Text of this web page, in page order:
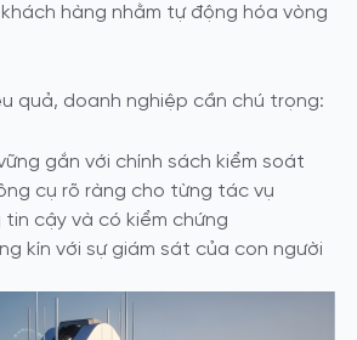
hàng nhằm tự động hóa vòng
quả, doanh nghiệp cần chú trọng:
gắn với chính sách kiểm soát
cụ rõ ràng cho từng tác vụ
tin cậy và có kiểm chứng
kín với sự giám sát của con người